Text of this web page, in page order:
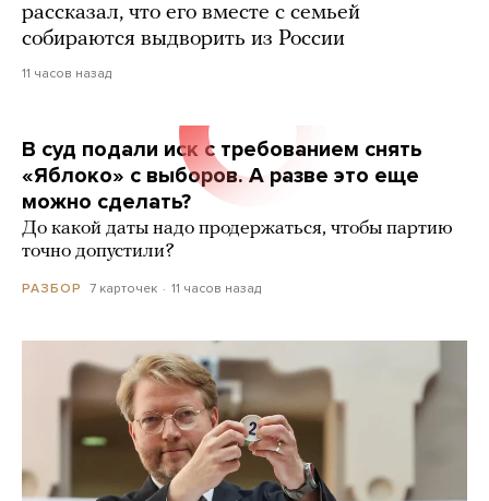
рассказал, что его вместе с семьей
собираются выдворить из России
11 часов назад
В суд подали иск с требованием снять
«Яблоко» с выборов. А разве это еще
можно сделать?
До какой даты надо продержаться, чтобы партию
точно допустили?
РАЗБОР 7 карточек 11 часов назад